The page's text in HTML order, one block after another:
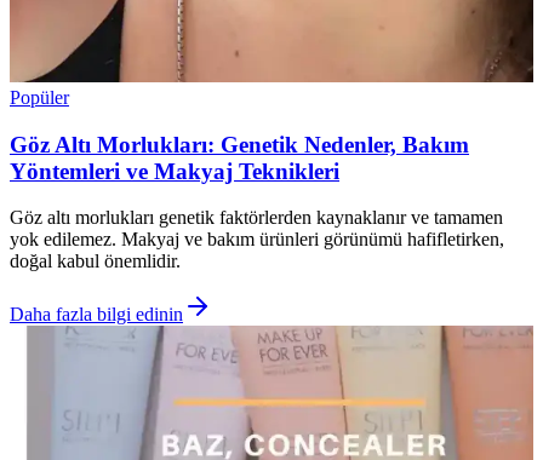
Popüler
Göz Altı Morlukları: Genetik Nedenler, Bakım
Yöntemleri ve Makyaj Teknikleri
Göz altı morlukları genetik faktörlerden kaynaklanır ve tamamen
yok edilemez. Makyaj ve bakım ürünleri görünümü hafifletirken,
doğal kabul önemlidir.
Daha fazla bilgi edinin